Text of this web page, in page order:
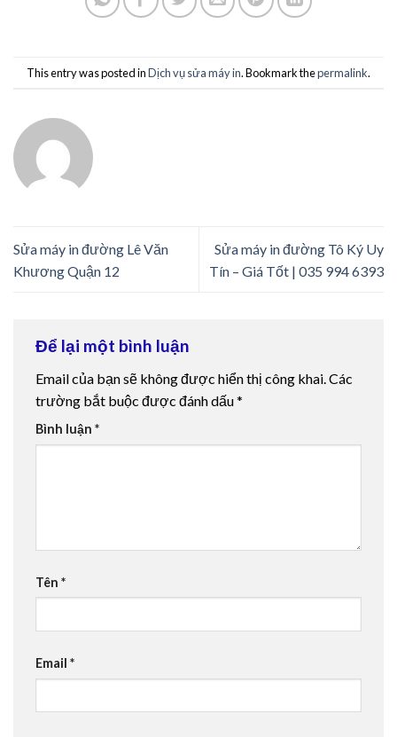
This entry was posted inDịch vụ sửa máy in. Bookmark thepermalink.
Sửa máy in đường Lê Văn
Khương Quận 12
Sửa máy in đường Tô Ký Uy
Tín – Giá Tốt | 035 994 6393
Để lại một bình luận
Email của bạn sẽ không được hiển thị công khai.Các
trường bắt buộc được đánh dấu*
Bình luận *
Tên *
Email *